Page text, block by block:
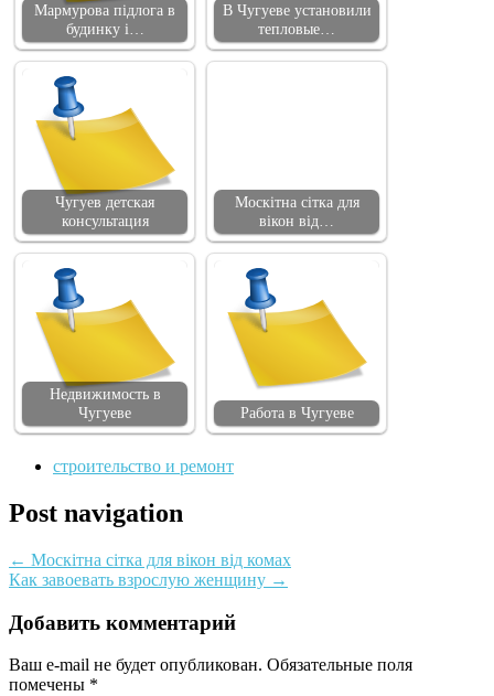
Мармурова підлога в
будинку і…
В Чугуеве установили
тепловые…
Чугуев детская
консультация
Москітна сітка для
вікон від…
Недвижимость в
Чугуеве
Работа в Чугуеве
строительство и ремонт
Post navigation
← Москітна сітка для вікон від комах
Как завоевать взрослую женщину →
Добавить комментарий
Ваш e-mail не будет опубликован. Обязательные поля
помечены *